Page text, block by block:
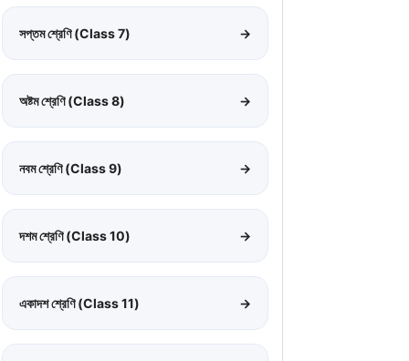
সপ্তম শ্রেণি (Class 7) →
অষ্টম শ্রেণি (Class 8) →
নবম শ্রেণি (Class 9) →
দশম শ্রেণি (Class 10) →
একাদশ শ্রেণি (Class 11) →